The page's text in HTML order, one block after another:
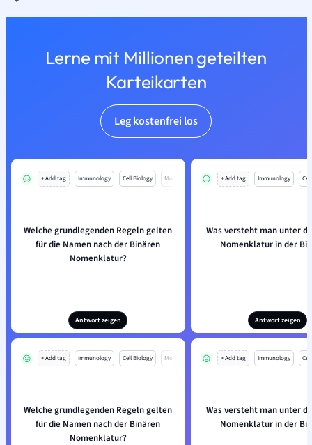
Lerne mit Millionen geteilten
Karteikarten
Leg kostenfrei los
+ Add tag Immunology Cell Biology Mo
Welche grundlegenden Regeln gelten
für die Namen nach der Binären
Nomenklatur?
Antwort zeigen
+ Add tag Immunology
Was versteht man unter
Nomenklatur in der
Antwort zeigen
+ Add tag Immunology Cell Biology Mo
Welche grundlegenden Regeln gelten
für die Namen nach der Binären
Nomenklatur?
+ Add tag Immunology
Was versteht man unter
Nomenklatur in der